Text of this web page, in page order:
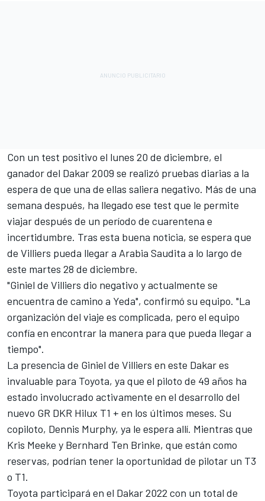
Con un test positivo el lunes 20 de diciembre, el
ganador del Dakar 2009 se realizó pruebas diarias a la
espera de que una de ellas saliera negativo. Más de una
semana después, ha llegado ese test que le permite
viajar después de un período de cuarentena e
incertidumbre. Tras esta buena noticia, se espera que
de Villiers pueda llegar a Arabia Saudita a lo largo de
este martes 28 de diciembre.
"Giniel de Villiers dio negativo y actualmente se
encuentra de camino a Yeda", confirmó su equipo. "La
organización del viaje es complicada, pero el equipo
confía en encontrar la manera para que pueda llegar a
tiempo".
La presencia de Giniel de Villiers en este Dakar es
invaluable para Toyota, ya que el piloto de 49 años ha
estado involucrado activamente en el desarrollo del
nuevo GR DKR Hilux T1 + en los últimos meses. Su
copiloto, Dennis Murphy, ya le espera allí. Mientras que
Kris Meeke y Bernhard Ten Brinke, que están como
reservas, podrían tener la oportunidad de pilotar un T3
o T1.
Toyota participará en el Dakar 2022 con un total de